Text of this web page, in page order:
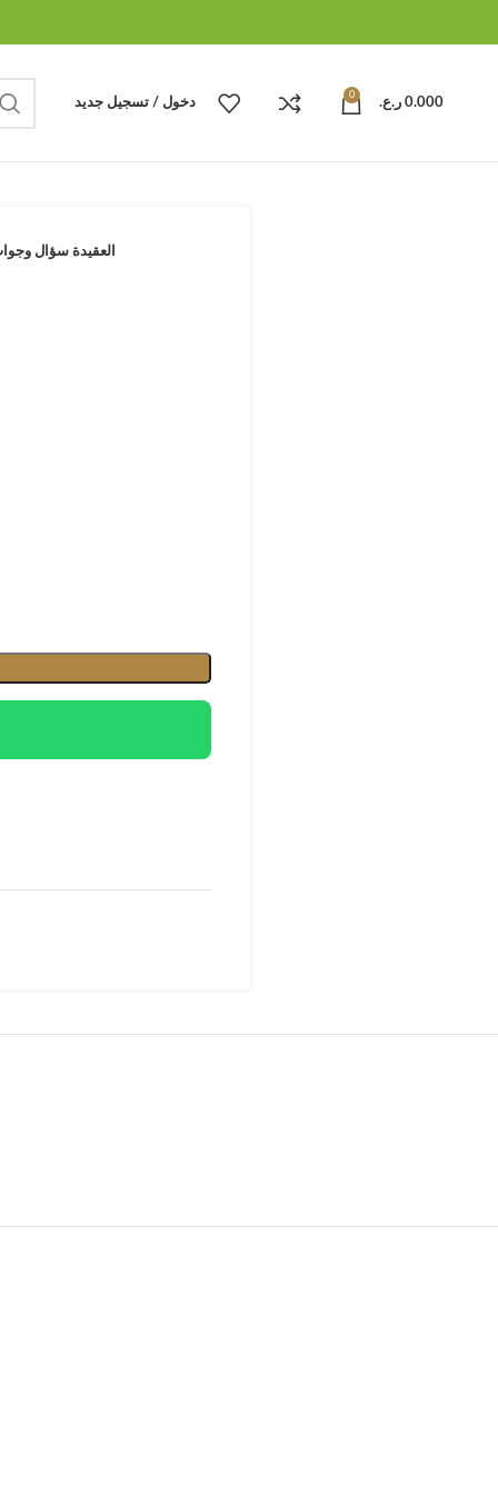
دخول / تسجيل جديد
0
0.000 ر.ع.
العقيدة سؤال